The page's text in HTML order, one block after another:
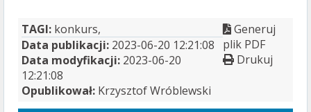
TAGI: konkurs,
Data publikacji: 2023-06-20 12:21:08
Data modyfikacji: 2023-06-20
12:21:08
Opublikował: Krzysztof Wróblewski
Generuj
plik PDF
Drukuj